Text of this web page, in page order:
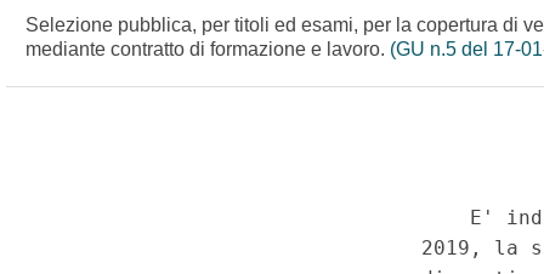
Selezione pubblica, per titoli ed esami, per la copertura di
mediante contratto di formazione e lavoro. (GU n.5 del 17-